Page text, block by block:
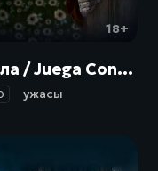
18+
Кукла / Juega Conmigo (2020)
ужасы